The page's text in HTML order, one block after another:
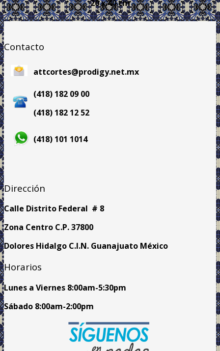
20 x 40 cm
Contacto
attcortes@prodigy.net.mx
(418) 182 09 00
(418) 182 12 52
(418) 101 1014
Dirección
Calle Distrito Federal # 8
Zona Centro C.P. 37800
Dolores Hidalgo C.I.N. Guanajuato México
Horarios
Lunes a Viernes 8:00am-5:30pm
Sábado 8:00am-2:00pm